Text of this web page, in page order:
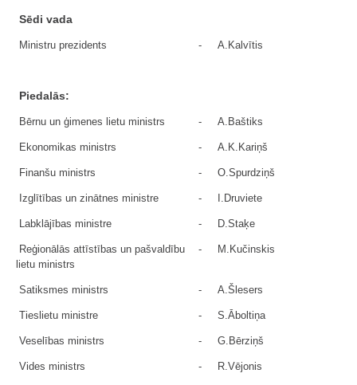
Sēdi vada
Ministru prezidents - A.Kalvītis
Piedalās:
Bērnu un ģimenes lietu ministrs - A.Baštiks
Ekonomikas ministrs - A.K.Kariņš
Finanšu ministrs - O.Spurdziņš
Izglītības un zinātnes ministre - I.Druviete
Labklājības ministre - D.Staķe
Reģionālās attīstības un pašvaldību
lietu ministrs
- M.Kučinskis
Satiksmes ministrs - A.Šlesers
Tieslietu ministre - S.Āboltiņa
Veselības ministrs - G.Bērziņš
Vides ministrs - R.Vējonis